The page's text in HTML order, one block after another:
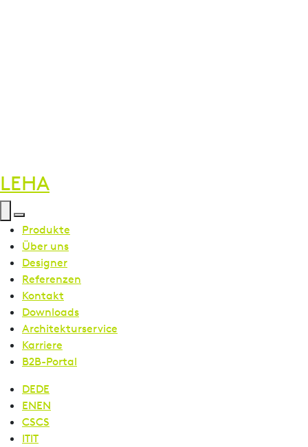
LEHA
Menü öffnen
Menü schließen
Produkte
Über uns
Designer
Referenzen
Kontakt
Downloads
Architekturservice
Karriere
B2B-Portal
DEDE
ENEN
CSCS
ITIT